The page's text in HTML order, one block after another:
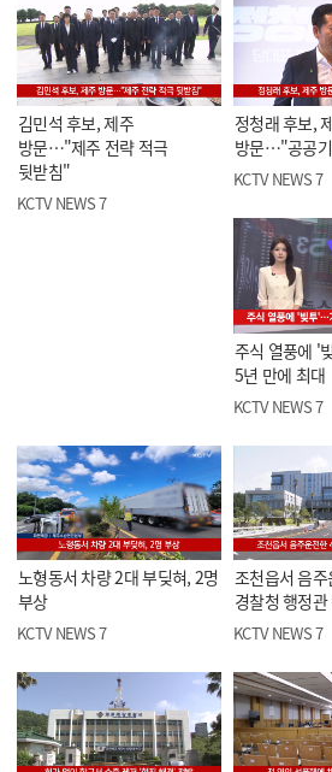
김민석 후보, 제주
방문…"제주 전략 적극
뒷받침"
KCTV NEWS 7
정청래 후보,
방문…"공공
KCTV NEWS 7
주식 열풍에 '
5년 만에 최대
KCTV NEWS 7
노형동서 차량 2대 부딪혀, 2명
부상
KCTV NEWS 7
조천읍서 음
경찰청 행정관
KCTV NEWS 7